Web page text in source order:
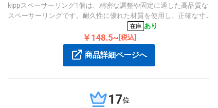
kippスペーサーリング1個は、精密な調整や固定に適した高品質な
スペーサーリングです。耐久性に優れた材質を使用し、正確な寸
在庫 あり
￥148.5~ [税込]
商品詳細ページへ
17位